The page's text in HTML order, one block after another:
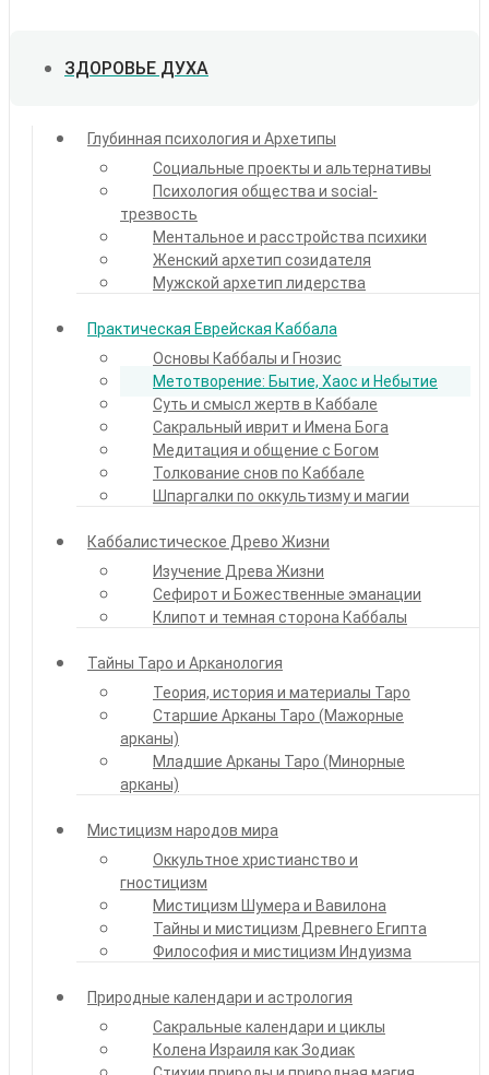
ЗДОРОВЬЕ ДУХА
Глубинная психология и Архетипы
Социальные проекты и альтернативы
Психология общества и social-
трезвость
Ментальное и расстройства психики
Женский архетип созидателя
Мужской архетип лидерства
Практическая Еврейская Каббала
Основы Каббалы и Гнозис
Метотворение: Бытие, Хаос и Небытие
Суть и смысл жертв в Каббале
Сакральный иврит и Имена Бога
Медитация и общение с Богом
Толкование снов по Каббале
Шпаргалки по оккультизму и магии
Каббалистическое Древо Жизни
Изучение Древа Жизни
Сефирот и Божественные эманации
Клипот и темная сторона Каббалы
Тайны Таро и Арканология
Теория, история и материалы Таро
Старшие Арканы Таро (Мажорные
арканы)
Младшие Арканы Таро (Минорные
арканы)
Мистицизм народов мира
Оккультное христианство и
гностицизм
Мистицизм Шумера и Вавилона
Тайны и мистицизм Древнего Египта
Философия и мистицизм Индуизма
Природные календари и астрология
Сакральные календари и циклы
Колена Израиля как Зодиак